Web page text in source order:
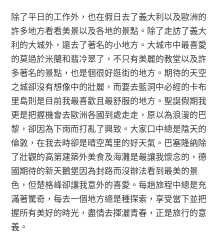
除了平日的工作外，也在假日去了義大利以及歐洲的
許多地方看看美景以及各地的景點。除了走訪了義大
利的大城外，還去了著名的小地方。大城市中最喜愛
的莫過於米蘭和翡冷翠了，不只有美麗的教堂以及許
多著名的景點，也是個很好逛街的地方。期待的天空
之城卻沒有想像中的壯麗，而要去藍洞中必經的卡布
里島則是目前我最喜歡且最舒服的地方。聖誕假期我
更是把握機會去歐洲各國到處走走，原以為浪漫的巴
黎，卻因為下雨而打亂了興致。大家口中總是陰天的
倫敦，在我去時卻是晴空萬里的好天氣。巴塞隆納除
了壯觀的高第建築外美食及海灘是最讓我懷念的，德
國期待的新天鵝堡因為封路而沒辦法看到最美的景
色，但楚格峰卻讓我意外的喜愛。每趟旅程中總是充
滿著驚奇，每去一個地方總是種探索，享受當下並把
握所有美好的時光，盡情去揮灑青春，正是旅行的意
義。